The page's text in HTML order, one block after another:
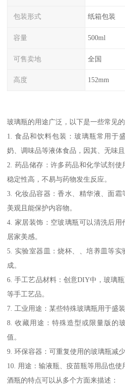
包装形式 纸箱包装
容量 500ml
可售卖地 全国
高度 152mm
玻璃瓶的用途广泛，以下是一些常见的
1. 食品和饮料包装：玻璃瓶常用于
奶、调味品等液体食品，因其、无味且
2. 药品储存：许多药品和化学试剂
稳定性高，不易与药物发生反应。
3. 化妆品容器：香水、精华液、面霜
美观且能保护内容物。
4. 家居装饰：空玻璃瓶可以清洗后
居家美感。
5. 实验室器皿：烧杯、、培养皿等实
成。
6. 手工艺品材料：创意DIY中，玻璃
等手工艺品。
7. 工业用途：某些特殊玻璃瓶用于盛
8. 收藏用途：特殊造型或限量版的
值。
9. 环保容器：可重复使用的玻璃瓶减
10. 用途：输液瓶、疫苗瓶等用品也使
酒瓶的特点可以从多个方面来描述：